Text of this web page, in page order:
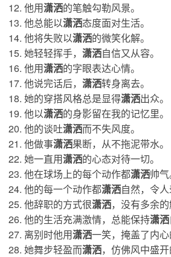
他用潇洒的笔触勾勒风景。
他总能以潇洒态度面对生活。
他将失败以潇洒的微笑化解。
她轻轻挥手， 潇洒自信又从容。
他用潇洒的字眼表达心情。
他说完话后， 潇洒转身离去。
她的穿搭风格总是显得潇洒出众。
他以潇洒的身影留在我的记忆里。
他的谈吐潇洒而不失风度。
他做事潇洒果断，从不拖泥带水。
她一直用潇洒的心态对待一切。
他在球场上的每个动作都潇洒帅气
他的每一个动作都潇洒自然，令人
他辞职的方式很潇洒，没有多余的
他的生活充满激情，总能保持潇洒
离别时他用潇洒一笑，掩盖了内心
她舞步轻盈而潇洒，仿佛风中盛开